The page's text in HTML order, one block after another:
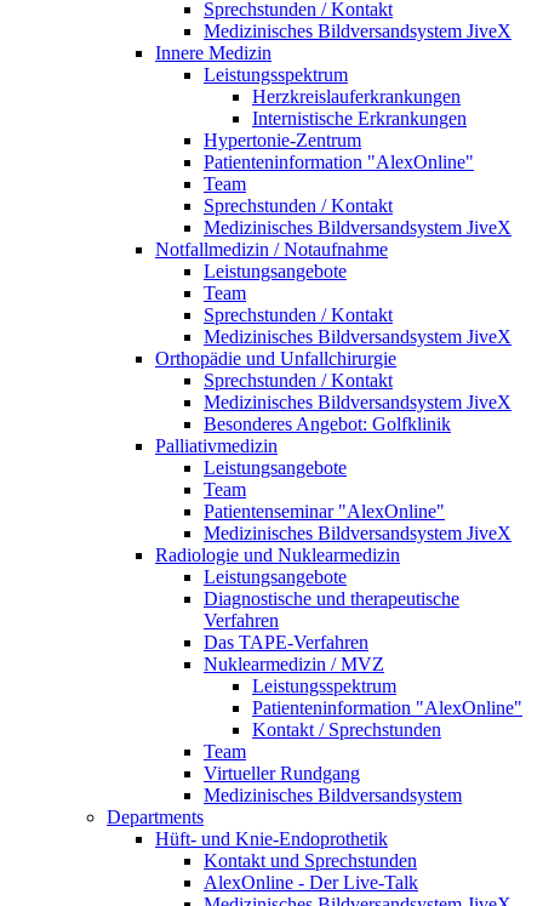
Sprechstunden / Kontakt
Medizinisches Bildversandsystem JiveX
Innere Medizin
Leistungsspektrum
Herzkreislauferkrankungen
Internistische Erkrankungen
Hypertonie-Zentrum
Patienteninformation "AlexOnline"
Team
Sprechstunden / Kontakt
Medizinisches Bildversandsystem JiveX
Notfallmedizin / Notaufnahme
Leistungsangebote
Team
Sprechstunden / Kontakt
Medizinisches Bildversandsystem JiveX
Orthopädie und Unfallchirurgie
Sprechstunden / Kontakt
Medizinisches Bildversandsystem JiveX
Besonderes Angebot: Golfklinik
Palliativmedizin
Leistungsangebote
Team
Patientenseminar "AlexOnline"
Medizinisches Bildversandsystem JiveX
Radiologie und Nuklearmedizin
Leistungsangebote
Diagnostische und therapeutische
Verfahren
Das TAPE-Verfahren
Nuklearmedizin / MVZ
Leistungsspektrum
Patienteninformation "AlexOnline"
Kontakt / Sprechstunden
Team
Virtueller Rundgang
Medizinisches Bildversandsystem
Departments
Hüft- und Knie-Endoprothetik
Kontakt und Sprechstunden
AlexOnline - Der Live-Talk